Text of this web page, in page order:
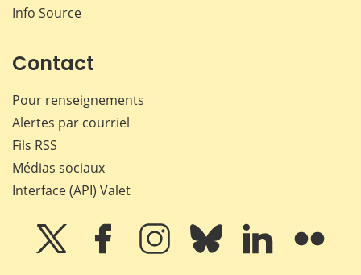
Info Source
Contact
Pour renseignements
Alertes par courriel
Fils RSS
Médias sociaux
Interface (API) Valet